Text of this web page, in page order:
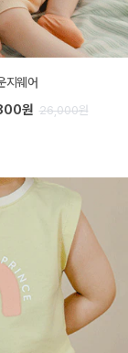
지웨어
원 26,000원